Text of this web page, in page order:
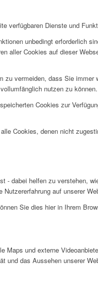
verfügbaren Dienste und
unbedingt erforderlich
aller Cookies auf dieser
vermeiden, dass Sie
nutzen zu
Cookies zur
Cookies, denen nicht
dabei helfen zu verstehen,
auf unserer
Sie dies hier in Ihrem
und externe
das Aussehen unserer